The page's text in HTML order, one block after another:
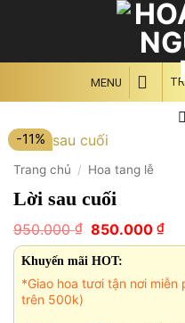
MENU
-11%
Trang chủ / Hoa tang lễ
Lời sau cuối
950.000₫ Giá
gốc
là:
950.000 ₫.
850.000 ₫Giá
Khuyến mãi HOT:
*Giao hoa tươi tận nơi miễn
trên 500k)